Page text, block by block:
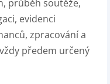
průběh soutěže,
evidenci
zpracování a
předem určený